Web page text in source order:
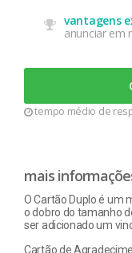
vantagens
anunciar em
tempo médio de
mais
O Cartão Duplo é um
o dobro do tamanho
ser adicionado um
Cartão de